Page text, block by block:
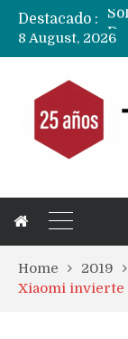
Destacado :
8 August, 2026
Home 2019
Xiaomi invierte